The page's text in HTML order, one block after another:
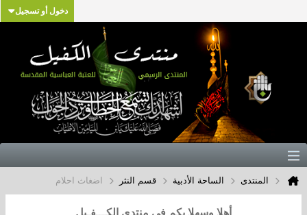
دخول أو تسجيل
المنتدى الساحة الأدبية قسم النثر اضغاث احلام
أهلا وسهلا بكم في منتدى الكـــفـيل